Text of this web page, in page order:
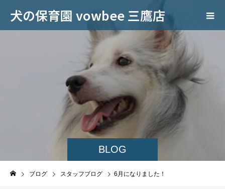
犬の保育園 vowbee 三鷹店
BLOG
ブログ スタッフブログ 6月になりました！